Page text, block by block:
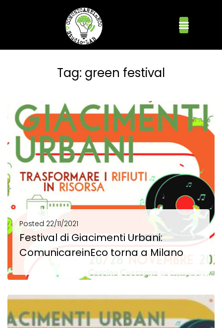
Tag: green festival
Posted 22/11/2021
Festival di Giacimenti Urbani:
ComunicareinEco torna a Milano